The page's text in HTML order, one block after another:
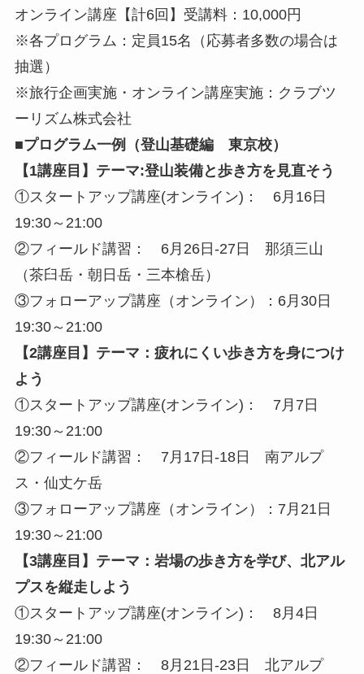
オンライン講座【計6回】受講料：10,000円
※各プログラム：定員15名（応募者多数の場合は
抽選）
※旅行企画実施・オンライン講座実施：クラブツ
ーリズム株式会社
■プログラム一例（登山基礎編 東京校）
【1講座目】テーマ:登山装備と歩き方を見直そう
①スタートアップ講座(オンライン)： 6月16日
19:30～21:00
②フィールド講習： 6月26日-27日 那須三山
（茶臼岳・朝日岳・三本槍岳）
③フォローアップ講座（オンライン）：6月30日
19:30～21:00
【2講座目】テーマ：疲れにくい歩き方を身につけ
よう
①スタートアップ講座(オンライン)： 7月7日
19:30～21:00
②フィールド講習： 7月17日-18日 南アルプ
ス・仙丈ケ岳
③フォローアップ講座（オンライン）：7月21日
19:30～21:00
【3講座目】テーマ：岩場の歩き方を学び、北アル
プスを縦走しよう
①スタートアップ講座(オンライン)： 8月4日
19:30～21:00
②フィールド講習： 8月21日-23日 北アルプ